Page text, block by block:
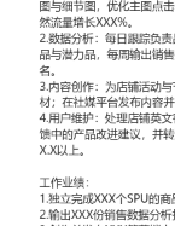
品的设计、生产
家，年销售额超
跨境电商运营汇报
工作概述：
1.商品上架：负责
品标题与五点描